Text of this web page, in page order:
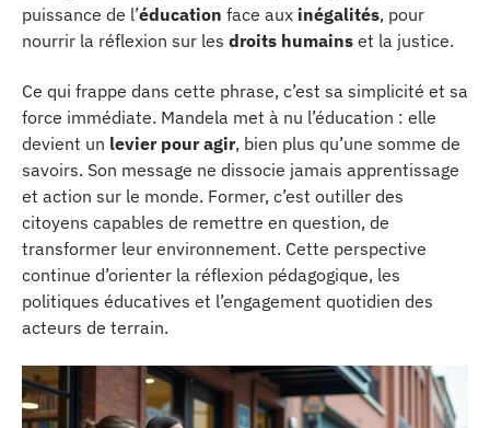
puissance de l’éducation face aux inégalités, pour
nourrir la réflexion sur les droits humains et la justice.
Ce qui frappe dans cette phrase, c’est sa simplicité et sa
force immédiate. Mandela met à nu l’éducation : elle
devient un levier pour agir, bien plus qu’une somme de
savoirs. Son message ne dissocie jamais apprentissage
et action sur le monde. Former, c’est outiller des
citoyens capables de remettre en question, de
transformer leur environnement. Cette perspective
continue d’orienter la réflexion pédagogique, les
politiques éducatives et l’engagement quotidien des
acteurs de terrain.